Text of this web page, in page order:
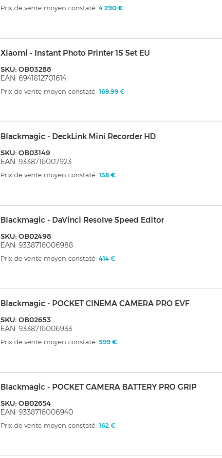
Prix de vente moyen constaté:4 290 €
Xiaomi - Instant Photo Printer 1S Set EU
SKU: OB03288
EAN: 6941812701614
Prix de vente moyen constaté:169,99 €
Blackmagic - DeckLink Mini Recorder HD
SKU: OB03149
EAN: 9338716007923
Prix de vente moyen constaté:138 €
Blackmagic - DaVinci Resolve Speed Editor
SKU: OB02498
EAN: 9338716006988
Prix de vente moyen constaté:414 €
Blackmagic - POCKET CINEMA CAMERA PRO EVF
SKU: OB02653
EAN: 9338716006933
Prix de vente moyen constaté:599 €
Blackmagic - POCKET CAMERA BATTERY PRO GRIP
SKU: OB02654
EAN: 9338716006940
Prix de vente moyen constaté:162 €